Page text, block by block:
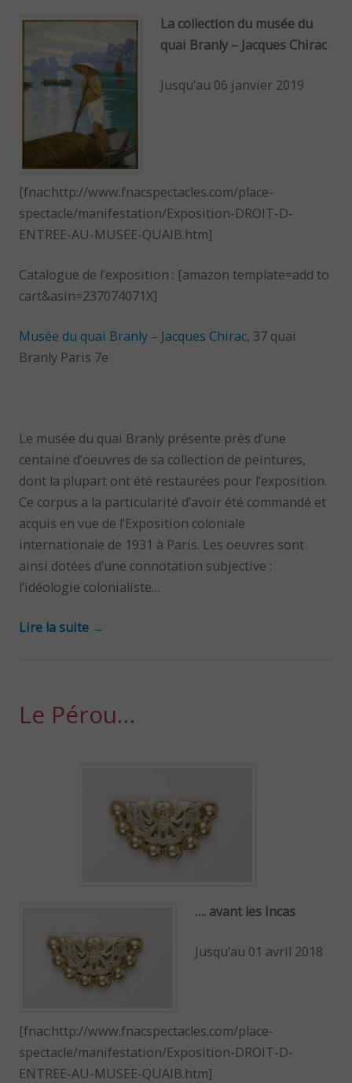
La collection du musée du
quai Branly – Jacques Chirac
Jusqu’au 06 janvier 2019
[fnac:http://www.fnacspectacles.com/place-
spectacle/manifestation/Exposition-DROIT-D-
ENTREE-AU-MUSEE-QUAIB.htm]
Catalogue de l’exposition : [amazon template=add to
cart&asin=237074071X]
Musée du quai Branly – Jacques Chirac, 37 quai
Branly Paris 7e
Le musée du quai Branly présente près d’une
centaine d’oeuvres de sa collection de peintures,
dont la plupart ont été restaurées pour l’exposition.
Ce corpus a la particularité d’avoir été commandé et
acquis en vue de l’Exposition coloniale
internationale de 1931 à Paris. Les oeuvres sont
ainsi dotées d’une connotation subjective :
l’idéologie colonialiste…
Lire la suite →
Le Pérou…
…. avant les Incas
Jusqu’au 01 avril 2018
[fnac:http://www.fnacspectacles.com/place-
spectacle/manifestation/Exposition-DROIT-D-
ENTREE-AU-MUSEE-QUAIB.htm]